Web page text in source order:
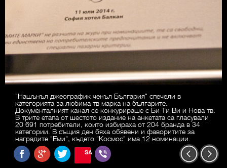
"Нашънъл джеографик ченъл България" спечели в
категорията за любима тв марка на българите.
Документалният канал се конкурираше с Би Ти Ви и Нова тв.
В трите етапа от шестото издание на анкетата са гласували
20 691 потребители, които избираха от 204 бранда в 34
категории. В същия ден бяха обявени и фаворитите за
наградите "Еми", където "Космос" има 12 номинации.
SAVE